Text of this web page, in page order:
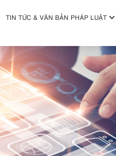
TIN TỨC & VĂN BẢN PHÁP LUẬT